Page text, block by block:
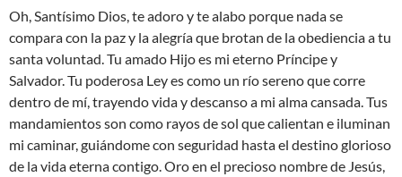
Oh, Santísimo Dios, te adoro y te alabo porque nada se
compara con la paz y la alegría que brotan de la obediencia a tu
santa voluntad. Tu amado Hijo es mi eterno Príncipe y
Salvador. Tu poderosa Ley es como un río sereno que corre
dentro de mí, trayendo vida y descanso a mi alma cansada. Tus
mandamientos son como rayos de sol que calientan e iluminan
mi caminar, guiándome con seguridad hasta el destino glorioso
de la vida eterna contigo. Oro en el precioso nombre de Jesús,